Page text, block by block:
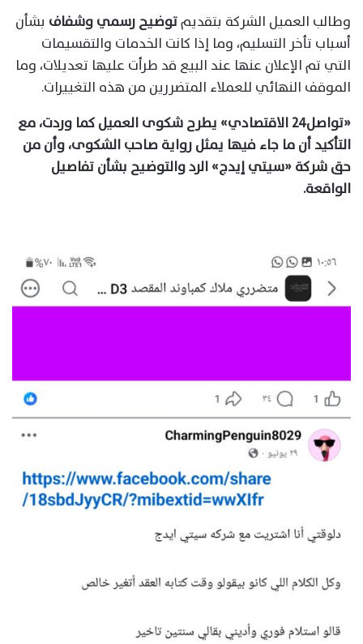
وطالب العميل الشركة بتقديمتوضيح رسمي وشفاف بشأن
أسباب تأخر التسليم، وما إذا كانت الخدمات والتقسيمات
التي تم الإعلان عنها عند البيع قد طرأت عليها تعديلات، وما
الموقف النهائي للعملاء المتضررين من هذه التغييرات.
«تواصل٢٤ الاقتصادي» يطرح شكوى العميل كما وردت، مع
التأكيد أن ما جاء فيها يمثل رواية صاحب الشكوى، وأن من
حق شركة «سيتي إيدج» الرد والتوضيح بشأن تفاصيل
الواقعة.